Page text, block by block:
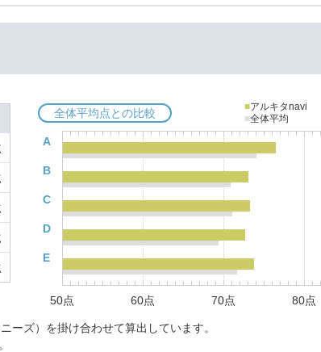
全体平均点との比較 ■アルキタnavi
■全体平均
A
B
C
D
E
50点 60点 70点 80点
ズ）を掛け合わせて算出しています。